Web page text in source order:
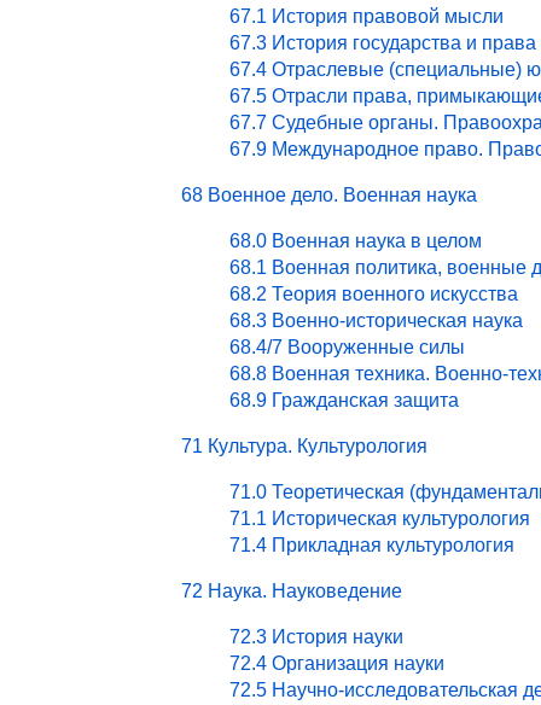
67.1 История правовой мысли
67.3 История государства и права
67.4 Отраслевые (специальные)
67.5 Отрасли права,
67.7 Судебные органы.
67.9 Международное право.
68 Военное дело. Военная наука
68.0 Военная наука в целом
68.1 Военная политика, военные
68.2 Теория военного искусства
68.3 Военно-историческая наука
68.4/7 Вооруженные силы
68.8 Военная техника. Военно-
68.9 Гражданская защита
71 Культура. Культурология
71.0 Теоретическая
71.1 Историческая культурология
71.4 Прикладная культурология
72 Наука. Науковедение
72.3 История науки
72.4 Организация науки
72.5 Научно-исследовательская